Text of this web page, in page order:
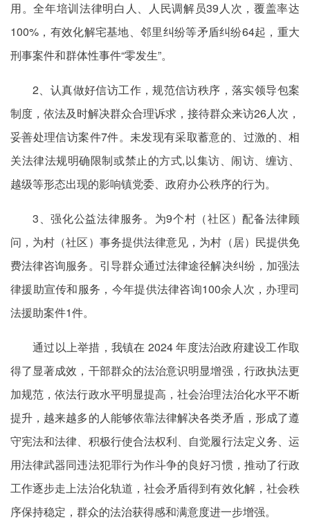
用。全年培训法律明白人、人民调解员39人次，覆盖率达
100%，有效化解宅基地、邻里纠纷等矛盾纠纷64起，重大
刑事案件和群体性事件“零发生”。
2、认真做好信访工作，规范信访秩序，落实领导包案
制度，依法及时解决群众合理诉求，接待群众来访26人次，
妥善处理信访案件7件。未发现有采取蓄意的、过激的、相
关法律法规明确限制或禁止的方式,以集访、闹访、缠访、
越级等形态出现的影响镇党委、政府办公秩序的行为。
3、强化公益法律服务。为9个村（社区）配备法律顾
问，为村（社区）事务提供法律意见，为村（居）民提供免
费法律咨询服务。引导群众通过法律途径解决纠纷，加强法
律援助宣传和服务，今年提供法律咨询100余人次，办理司
法援助案件1件。
通过以上举措，我镇在 2024 年度法治政府建设工作取
得了显著成效，干部群众的法治意识明显增强，行政执法更
加规范，依法行政水平明显提高，社会治理法治化水平不断
提升，越来越多的人能够依靠法律解决各类矛盾，形成了遵
守宪法和法律、积极行使合法权利、自觉履行法定义务、运
用法律武器同违法犯罪行为作斗争的良好习惯，推动了行政
工作逐步走上法治化轨道，社会矛盾得到有效化解，社会秩
序保持稳定，群众的法治获得感和满意度进一步增强。